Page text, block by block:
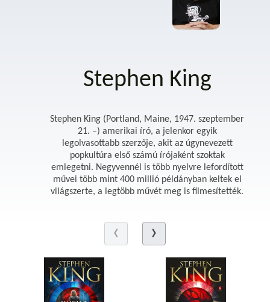
Stephen King
Stephen King (Portland, Maine, 1947. szeptember
21. –) amerikai író, a jelenkor egyik
legolvasottabb szerzője, akit az úgynevezett
popkultúra első számú írójaként szoktak
emlegetni. Negyvennél is több nyelvre lefordított
művei több mint 400 millió példányban keltek el
világszerte, a legtöbb művét meg is filmesítették.